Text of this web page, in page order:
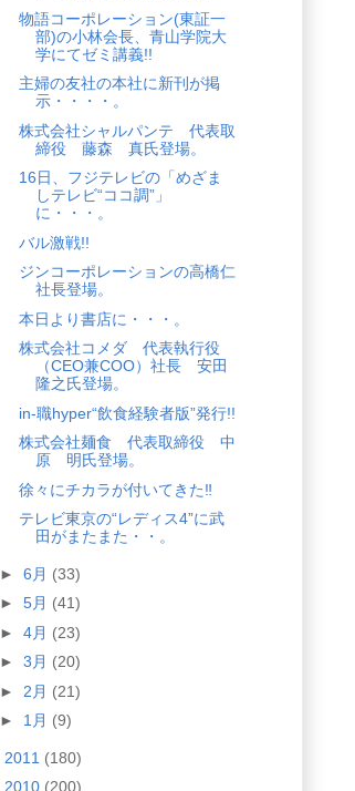
物語コーポレーション(東証一
部)の小林会長、青山学院大
学にてゼミ講義!!
主婦の友社の本社に新刊が掲
示・・・・。
株式会社シャルパンテ 代表取
締役 藤森 真氏登場。
16日、フジテレビの「めざま
しテレビ“ココ調”」
に・・・。
バル激戦!!
ジンコーポレーションの高橋仁
社長登場。
本日より書店に・・・。
株式会社コメダ 代表執行役
（CEO兼COO）社長 安田
隆之氏登場。
in-職hyper“飲食経験者版”発行!!
株式会社麺食 代表取締役 中
原 明氏登場。
徐々にチカラが付いてきた‼
テレビ東京の“レディス4”に武
田がまたまた・・。
► 6月 (33)
► 5月 (41)
► 4月 (23)
► 3月 (20)
► 2月 (21)
► 1月 (9)
2011 (180)
2010 (200)